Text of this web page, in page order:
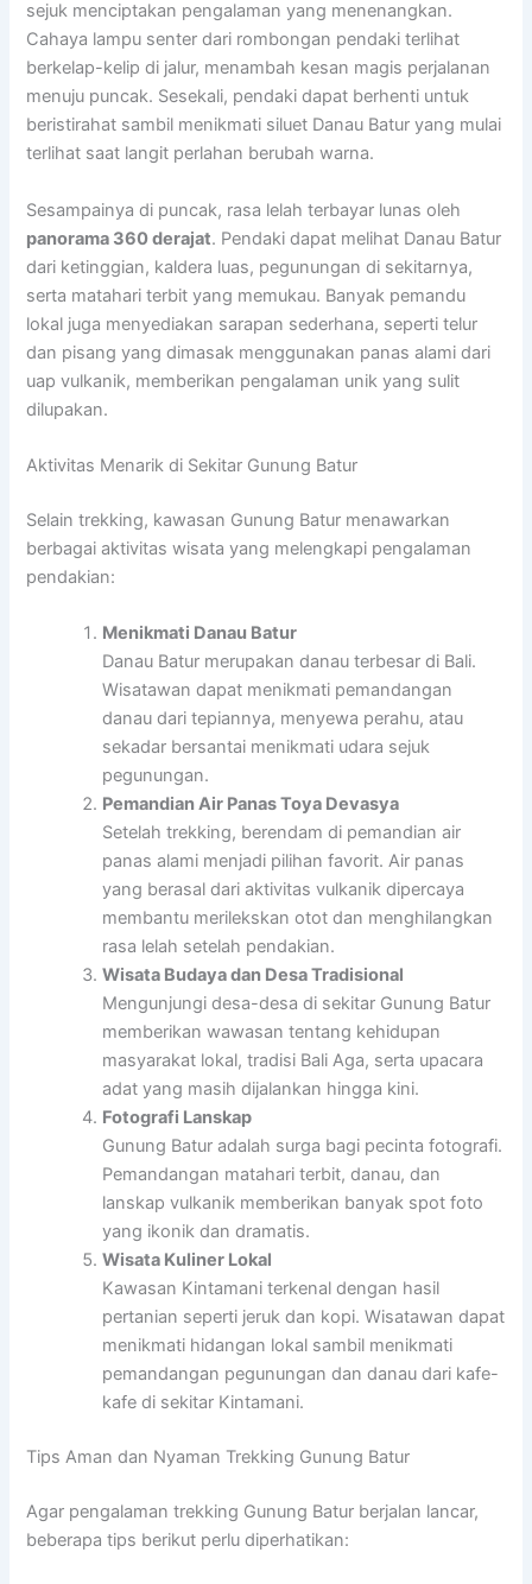
sejuk menciptakan pengalaman yang menenangkan.
Cahaya lampu senter dari rombongan pendaki terlihat
berkelap-kelip di jalur, menambah kesan magis perjalanan
menuju puncak. Sesekali, pendaki dapat berhenti untuk
beristirahat sambil menikmati siluet Danau Batur yang mulai
terlihat saat langit perlahan berubah warna.
Sesampainya di puncak, rasa lelah terbayar lunas oleh
panorama 360 derajat. Pendaki dapat melihat Danau Batur
dari ketinggian, kaldera luas, pegunungan di sekitarnya,
serta matahari terbit yang memukau. Banyak pemandu
lokal juga menyediakan sarapan sederhana, seperti telur
dan pisang yang dimasak menggunakan panas alami dari
uap vulkanik, memberikan pengalaman unik yang sulit
dilupakan.
Aktivitas Menarik di Sekitar Gunung Batur
Selain trekking, kawasan Gunung Batur menawarkan
berbagai aktivitas wisata yang melengkapi pengalaman
pendakian:
Menikmati Danau Batur
Danau Batur merupakan danau terbesar di Bali.
Wisatawan dapat menikmati pemandangan
danau dari tepiannya, menyewa perahu, atau
sekadar bersantai menikmati udara sejuk
pegunungan.
Pemandian Air Panas Toya Devasya
Setelah trekking, berendam di pemandian air
panas alami menjadi pilihan favorit. Air panas
yang berasal dari aktivitas vulkanik dipercaya
membantu merilekskan otot dan menghilangkan
rasa lelah setelah pendakian.
Wisata Budaya dan Desa Tradisional
Mengunjungi desa-desa di sekitar Gunung Batur
memberikan wawasan tentang kehidupan
masyarakat lokal, tradisi Bali Aga, serta upacara
adat yang masih dijalankan hingga kini.
Fotografi Lanskap
Gunung Batur adalah surga bagi pecinta fotografi.
Pemandangan matahari terbit, danau, dan
lanskap vulkanik memberikan banyak spot foto
yang ikonik dan dramatis.
Wisata Kuliner Lokal
Kawasan Kintamani terkenal dengan hasil
pertanian seperti jeruk dan kopi. Wisatawan dapat
menikmati hidangan lokal sambil menikmati
pemandangan pegunungan dan danau dari kafe-
kafe di sekitar Kintamani.
Tips Aman dan Nyaman Trekking Gunung Batur
Agar pengalaman trekking Gunung Batur berjalan lancar,
beberapa tips berikut perlu diperhatikan: